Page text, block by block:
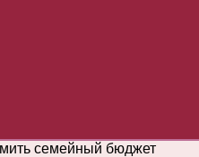
семейный бюджет